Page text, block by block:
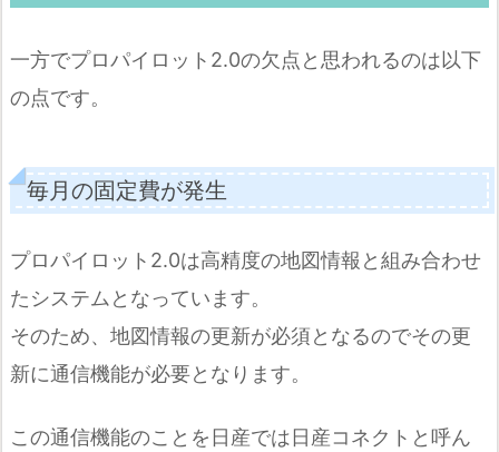
一方でプロパイロット2.0の欠点と思われるのは以下
の点です。
毎月の固定費が発生
プロパイロット2.0は高精度の地図情報と組み合わせ
たシステムとなっています。
そのため、地図情報の更新が必須となるのでその更
新に通信機能が必要となります。
この通信機能のことを日産では日産コネクトと呼ん